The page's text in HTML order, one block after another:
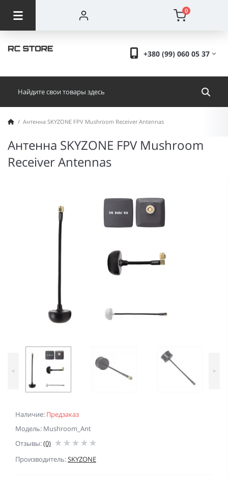
0
+380 (99) 060 05 37
Антенна SKYZONE FPV Mushroom Receiver Antennas
Антенна SKYZONE FPV Mushroom
Receiver Antennas
Наличие: Предзаказ
Модель: Mushroom_Ant
Отзывы:(0)
Производитель:SKYZONE
< >